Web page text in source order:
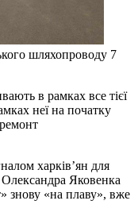
шляхопроводу 7
в рамках все тієї
неї на початку
харків’ян для
Яковенка
знову «на плаву», вже